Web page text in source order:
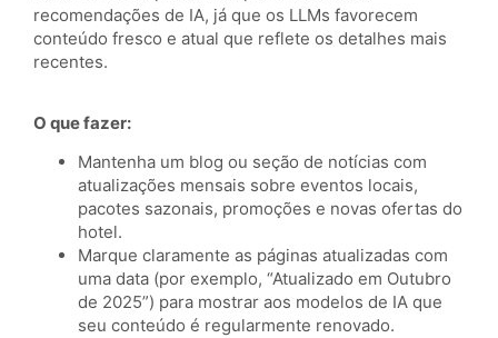
recomendações de IA, já que os LLMs favorecem
conteúdo fresco e atual que reflete os detalhes mais
recentes.
O que fazer:
Mantenha um blog ou seção de notícias com
atualizações mensais sobre eventos locais,
pacotes sazonais, promoções e novas ofertas do
hotel.
Marque claramente as páginas atualizadas com
uma data (por exemplo, “Atualizado em Outubro
de 2025”) para mostrar aos modelos de IA que
seu conteúdo é regularmente renovado.